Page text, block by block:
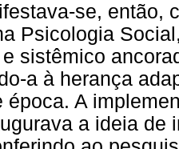
se, então,
Psicologia
sistêmico
a à herança
época. A
a ideia de